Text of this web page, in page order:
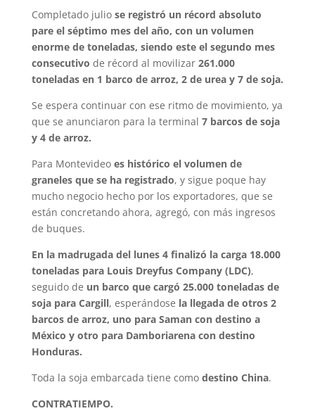
Completado julio se registró un récord absoluto
pare el séptimo mes del año, con un volumen
enorme de toneladas, siendo este el segundo mes
consecutivo de récord al movilizar 261.000
toneladas en 1 barco de arroz, 2 de urea y 7 de soja.
Se espera continuar con ese ritmo de movimiento, ya
que se anunciaron para la terminal 7 barcos de soja
y 4 de arroz.
Para Montevideo es histórico el volumen de
graneles que se ha registrado, y sigue poque hay
mucho negocio hecho por los exportadores, que se
están concretando ahora, agregó, con más ingresos
de buques.
En la madrugada del lunes 4 finalizó la carga 18.000
toneladas para Louis Dreyfus Company (LDC),
seguido de un barco que cargó 25.000 toneladas de
soja para Cargill, esperándose la llegada de otros 2
barcos de arroz, uno para Saman con destino a
México y otro para Damboriarena con destino
Honduras.
Toda la soja embarcada tiene como destino China.
CONTRATIEMPO.